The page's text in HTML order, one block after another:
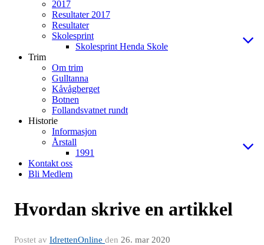
2017
Resultater 2017
Resultater
Skolesprint
Skolesprint Henda Skole
Trim
Om trim
Gulltanna
Kåvågberget
Botnen
Follandsvatnet rundt
Historie
Informasjon
Årstall
1991
Kontakt oss
Bli Medlem
Hvordan skrive en artikkel
Postet av IdrettenOnline den 26. mar 2020